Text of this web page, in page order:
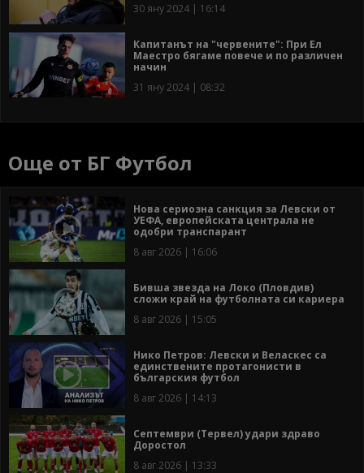
30 яну 2024 | 16:14
Капитанът на "червените": При Ел
Маестро бягаме повече и по различен
начин
31 яну 2024 | 08:32
Още от БГ Футбол
Нова сериозна санкция за Левски от
УЕФА, европейската централа не
одобри транспарант
8 авг 2026 | 16:06
Бивша звезда на Локо (Пловдив)
сложи край на футболната си кариера
8 авг 2026 | 15:05
Нико Петров: Левски и Веласкес са
единствените протагонисти в
българския футбол
8 авг 2026 | 14:13
Септември (Тервел) удари здраво
Доростол
8 авг 2026 | 13:33